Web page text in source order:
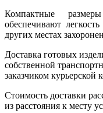
Компактные
обеспечивают
других местах
Доставка готовых
собственной
заказчиком курьерской
Стоимость доставки
из расстояния к месту